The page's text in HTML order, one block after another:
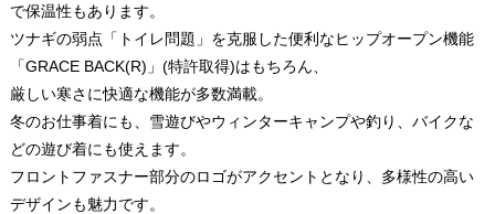
で保温性もあります。
ツナギの弱点「トイレ問題」を克服した便利なヒップオープン機能
「GRACE BACK(R)」(特許取得)はもちろん、
厳しい寒さに快適な機能が多数満載。
冬のお仕事着にも、雪遊びやウィンターキャンプや釣り、バイクな
どの遊び着にも使えます。
フロントファスナー部分のロゴがアクセントとなり、多様性の高い
デザインも魅力です。